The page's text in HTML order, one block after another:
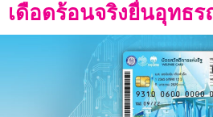
เดือดร้อนจริงยื่นอุทธ